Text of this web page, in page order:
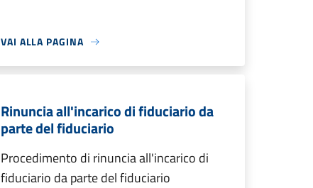
VAI ALLA PAGINA
Rinuncia all'incarico di fiduciario da
parte del fiduciario
Procedimento di rinuncia all'incarico di
fiduciario da parte del fiduciario